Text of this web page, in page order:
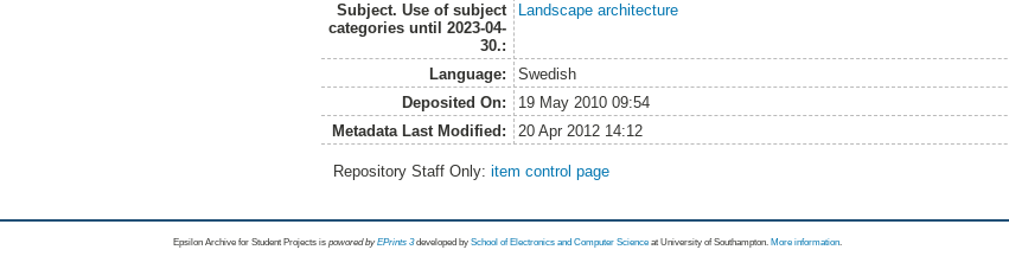
Subject. Use of subject
categories until 2023-04-
30.:
Landscape architecture
Language:
Swedish
Deposited On:
19 May 2010 09:54
Metadata Last Modified:
20 Apr 2012 14:12
Repository Staff Only:item control page
Epsilon Archive for Student Projects is powored byEPrints 3 developed by School of Electronics and Computer Science at University of Southampton. More information.